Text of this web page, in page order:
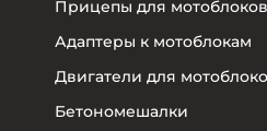
Прицепы для мотоблоков
Адаптеры к мотоблокам
Двигатели для
Бетономешалки